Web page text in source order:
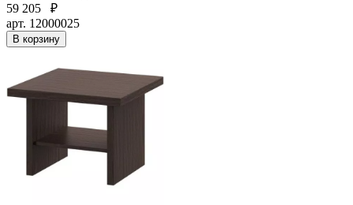
59 205
₽
арт. 12000025
В корзину